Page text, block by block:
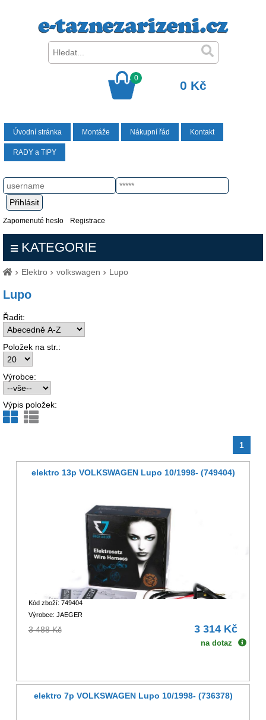
0
0 Kč
Úvodní stránka Montáže Nákupní řád Kontakt
RADY a TIPY
Zapomenuté heslo Registrace
KATEGORIE
Elektro volkswagen Lupo
Lupo
Řadit:
Položek na str.:
Výrobce:
Výpis položek:
1
elektro 13p VOLKSWAGEN Lupo 10/1998- (749404)
Kód zboží: 749404
Výrobce: JAEGER
3 488 Kč 3 314 Kč
na dotaz
elektro 7p VOLKSWAGEN Lupo 10/1998- (736378)